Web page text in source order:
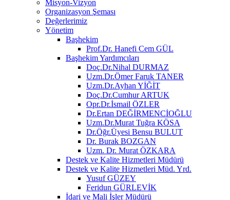
Misyon-Vizyon
Organizasyon Şeması
Değerlerimiz
Yönetim
Başhekim
Prof.Dr. Hanefi Cem GÜL
Başhekim Yardımcıları
Doç.Dr.Nihal DURMAZ
Uzm.Dr.Ömer Faruk TANER
Uzm.Dr.Ayhan YİĞİT
Doç.Dr.Cumhur ARTUK
Opr.Dr.İsmail ÖZLER
Dr.Ertan DEĞİRMENCİOĞLU
Uzm.Dr.Murat Tuğra KÖSA
Dr.Öğr.Üyesi Bensu BULUT
Dr. Burak BOZGAN
Uzm. Dr. Murat ÖZKARA
Destek ve Kalite Hizmetleri Müdürü
Destek ve Kalite Hizmetleri Müd. Yrd.
Yusuf GÜZEY
Feridun GÜRLEVİK
İdari ve Mali İşler Müdürü